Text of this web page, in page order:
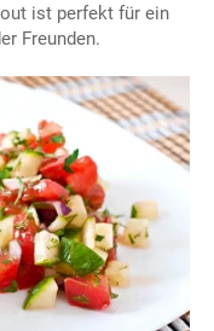
ist perfekt für ein
Freunden.